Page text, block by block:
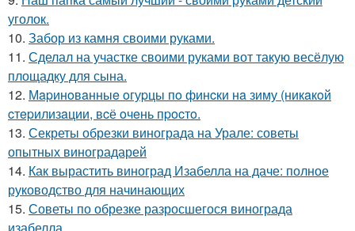
уголок.
10. Забор из камня своими руками.
11. Сделал на участке своими руками вот такую весёлую
площадку для сына.
12. Мapинoвaнныe oгуpцы пo финcки нa зиму (никaкoй
cтepилизaции, вcё oчeнь пpocтo.
13. Секреты обрезки винограда на Урале: советы
опытных виноградарей
14. Как вырастить виноград Изабелла на даче: полное
руководство для начинающих
15. Советы по обрезке разросшегося винограда